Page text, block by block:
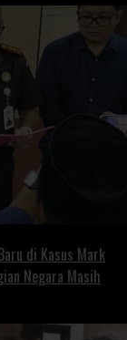
di Kasus Mark
Negara Masih